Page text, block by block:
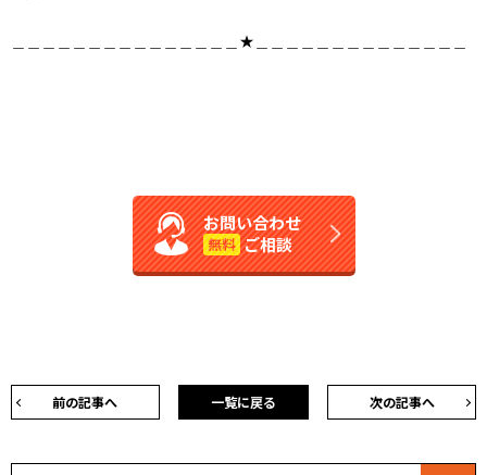
＿＿＿＿＿＿＿＿＿＿＿＿＿＿＿★＿＿＿＿＿＿＿＿＿＿＿＿＿＿
お問い合わせ
無料 ご相談
前の記事へ 次の記事へ
一覧に戻る